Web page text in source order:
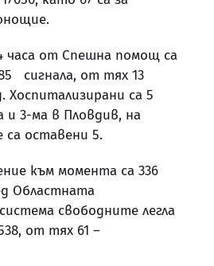
часа от Спешна помощ са
сигнала, от тях 13
Хоспитализирани са 5
3-ма в Пловдив, на
са оставени 5.
към момента са 336
Областната
свободните легла
от тях 61 –